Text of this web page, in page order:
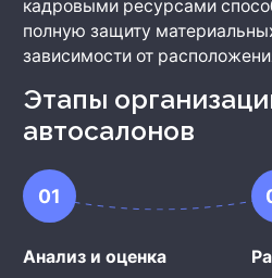
кадровыми ресурсами
полную защиту
зависимости от
Этапы организации защиты
автосалонов
01
Анализ и оценка